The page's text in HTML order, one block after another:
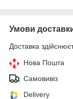
Умови
Доставка
Нова Пошта
Самовивіз
Delivery